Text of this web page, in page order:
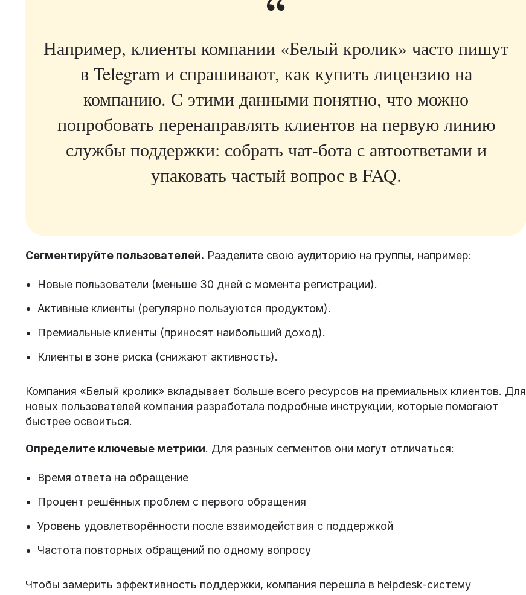
Например, клиенты компании «Белый кролик» часто пишут
в Telegram и спрашивают, как купить лицензию на
компанию. С этими данными понятно, что можно
попробовать перенаправлять клиентов на первую линию
службы поддержки: собрать чат-бота с автоответами и
упаковать частый вопрос в FAQ.
Сегментируйте пользователей. Разделите свою аудиторию на группы, например:
Новые пользователи (меньше 30 дней с момента регистрации).
Активные клиенты (регулярно пользуются продуктом).
Премиальные клиенты (приносят наибольший доход).
Клиенты в зоне риска (снижают активность).
Компания «Белый кролик» вкладывает больше всего ресурсов на премиальных клиентов. Для
новых пользователей компания разработала подробные инструкции, которые помогают
быстрее освоиться.
Определите ключевые метрики. Для разных сегментов они могут отличаться:
Время ответа на обращение
Процент решённых проблем с первого обращения
Уровень удовлетворённости после взаимодействия с поддержкой
Частота повторных обращений по одному вопросу
Чтобы замерить эффективность поддержки, компания перешла в helpdesk-систему